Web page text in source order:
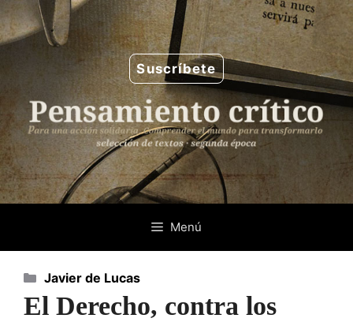
Saltar
al
contenido
Suscríbete
Menú
El Derecho, contra los
Categorías
Javier de Lucas